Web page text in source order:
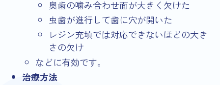
奥歯の噛み合わせ面が大きく欠けた
虫歯が進行して歯に穴が開いた
レジン充填では対応できないほどの大き
さの欠け
などに有効です。
治療方法